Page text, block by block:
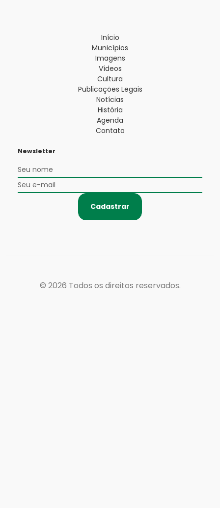
Início
Municípios
Imagens
Vídeos
Cultura
Publicações Legais
Notícias
História
Agenda
Contato
Newsletter
Cadastrar
© 2026 Todos os direitos reservados.